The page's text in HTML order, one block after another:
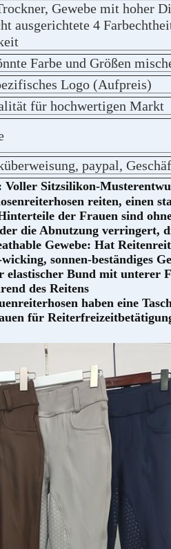
Gewebe mit hoher
ausgerichtete 4
Farbe und Größen
Logo (Aufpreis)
für hochwertigen Markt
paypal,
Sitzsilikon-
reiten, einen
der Frauen sind
die Abnutzung verringert,
Gewebe: Hat
sonnen-beständiges
Bund mit unterer
des Reitens
haben eine
für